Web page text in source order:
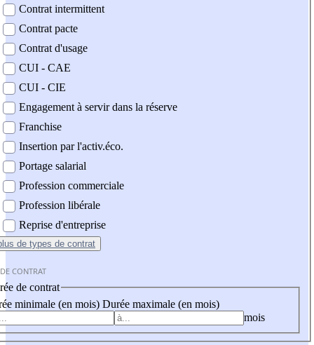
Contrat intermittent
Contrat pacte
Contrat d'usage
CUI - CAE
CUI - CIE
Engagement à servir dans la réserve
Franchise
Insertion par l'activ.éco.
Portage salarial
Profession commerciale
Profession libérale
Reprise d'entreprise
de types de contrat
CONTRAT
de contrat
minimale (en mois) Durée maximale (en mois)
mois